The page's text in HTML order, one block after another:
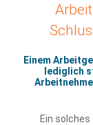
Einem
lediglich
Ein